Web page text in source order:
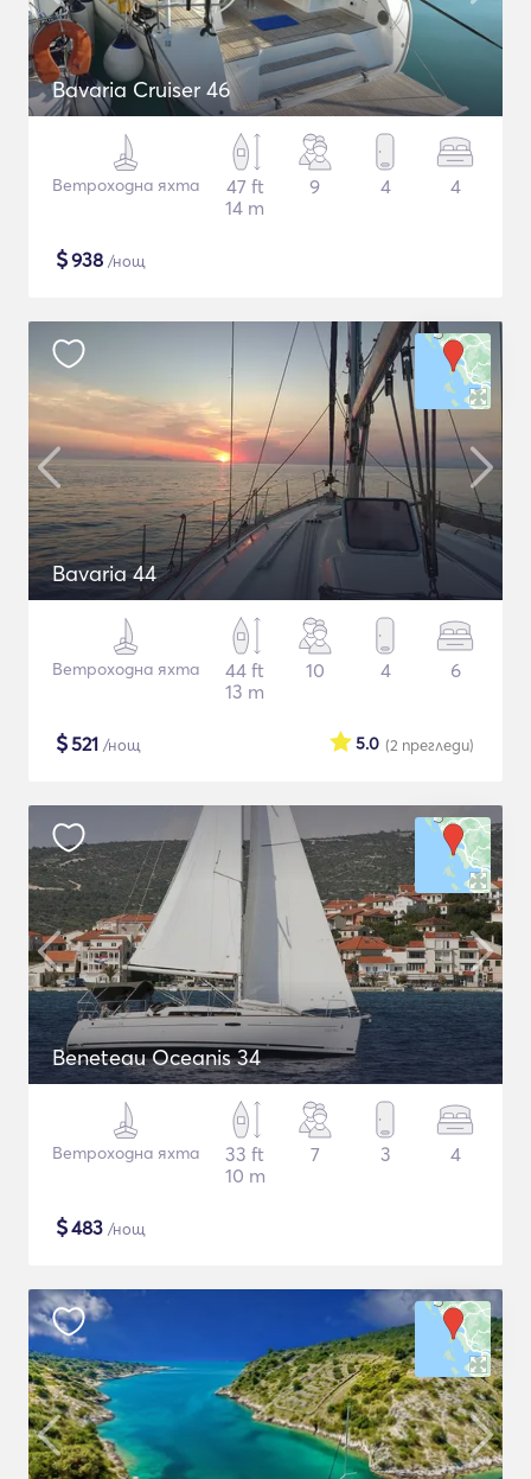
Bavaria Cruiser 46
Ветроходна яхта
47 ft
14 m
9 4 4
$938 /нощ
Bavaria 44
Ветроходна яхта
44 ft
13 m
10 4 6
$521 /нощ (2 прегледи)
5.0
Beneteau Oceanis 34
Ветроходна яхта
33 ft
10 m
7 3 4
$483 /нощ